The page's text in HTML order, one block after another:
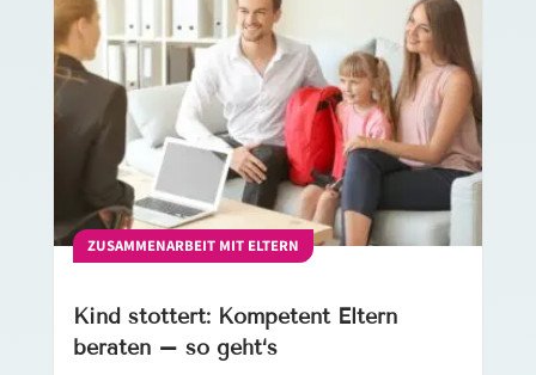
ZUSAMMENARBEIT MIT ELTERN
Kind stottert: Kompetent Eltern
beraten – so geht‘s